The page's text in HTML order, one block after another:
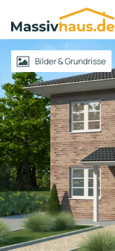
Massivhaus
Logo
AnmeldenBilder & Grundrisse